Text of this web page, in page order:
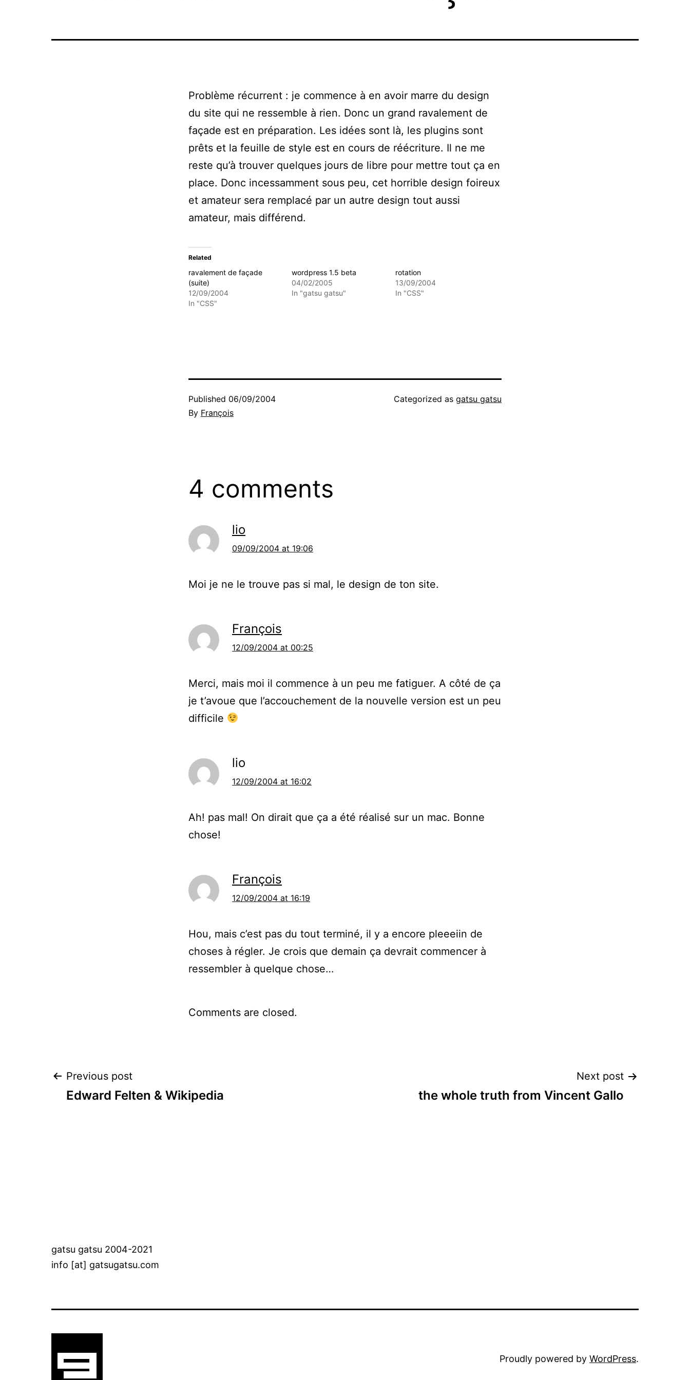
Problème récurrent : je commence à en avoir marre du design
du site qui ne ressemble à rien. Donc un grand ravalement de
façade est en préparation. Les idées sont là, les plugins sont
prêts et la feuille de style est en cours de réécriture. Il ne me
reste qu’à trouver quelques jours de libre pour mettre tout ça en
place. Donc incessamment sous peu, cet horrible design foireux
et amateur sera remplacé par un autre design tout aussi
amateur, mais différend.
Related
ravalement de façade
(suite)
12/09/2004
In "CSS"
wordpress 1.5 beta
04/02/2005
In "gatsu gatsu"
rotation
13/09/2004
In "CSS"
Published 06/09/2004
By François
Categorized as gatsu gatsu
4 comments
lio
09/09/2004 at 19:06
Moi je ne le trouve pas si mal, le design de ton site.
François
12/09/2004 at 00:25
Merci, mais moi il commence à un peu me fatiguer. A côté de ça
je t’avoue que l’accouchement de la nouvelle version est un peu
difficile
lio
12/09/2004 at 16:02
Ah! pas mal! On dirait que ça a été réalisé sur un mac. Bonne
chose!
François
12/09/2004 at 16:19
Hou, mais c’est pas du tout terminé, il y a encore pleeeiin de
choses à régler. Je crois que demain ça devrait commencer à
ressembler à quelque chose…
Comments are closed.
Post
Previous post
Edward Felten & Wikipedia
Next post
the whole truth from Vincent Gallo
gatsu gatsu 2004-2021
info [at] gatsugatsu.com
Proudly powered by WordPress.